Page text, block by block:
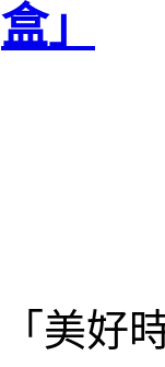
盒」
「美好